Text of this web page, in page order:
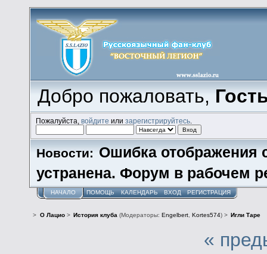
Добро пожаловать,
Пожалуйста,войдите илизарегистрируйтесь
Новости: Ошибка отображения
устранена. Форум в рабочем
НАЧАЛО ПОМОЩЬ КАЛЕНДАРЬ ВХОД РЕГИСТРАЦИЯ
> О Лацио> История клуба (Модераторы: Engelbert, Kortes574) > Игли Таре
«